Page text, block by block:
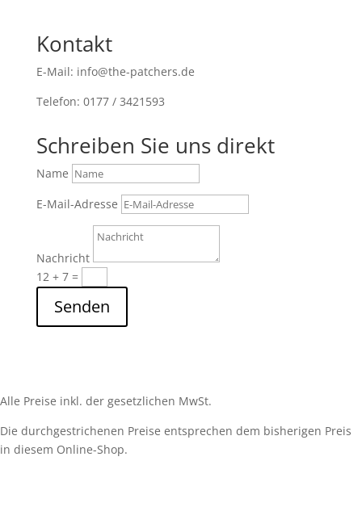
Kontakt
E-Mail: info@the-patchers.de
Telefon: 0177 / 3421593
Schreiben Sie uns direkt
Name
E-Mail-Adresse
Nachricht
12 + 7=
Senden
Alle Preise inkl. der gesetzlichen MwSt.
Die durchgestrichenen Preise entsprechen dem bisherigen Preis
in diesem Online-Shop.